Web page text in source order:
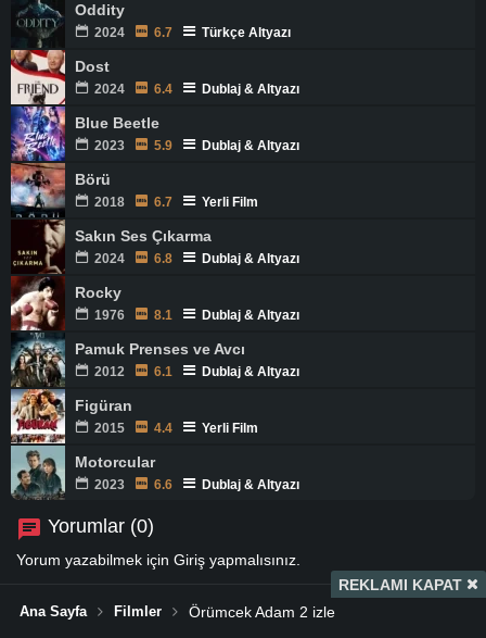
Oddity
2024 6.7 Türkçe Altyazı
Dost
2024 6.4 Dublaj & Altyazı
Blue Beetle
2023 5.9 Dublaj & Altyazı
Börü
2018 6.7 Yerli Film
Sakın Ses Çıkarma
2024 6.8 Dublaj & Altyazı
Rocky
1976 8.1 Dublaj & Altyazı
Pamuk Prenses ve Avcı
2012 6.1 Dublaj & Altyazı
Figüran
2015 4.4 Yerli Film
Motorcular
2023 6.6 Dublaj & Altyazı
Yorumlar (0)
Yorum yazabilmek için Giriş yapmalısınız.
Ana Sayfa Filmler Örümcek Adam 2 izle
REKLAMI KAPAT